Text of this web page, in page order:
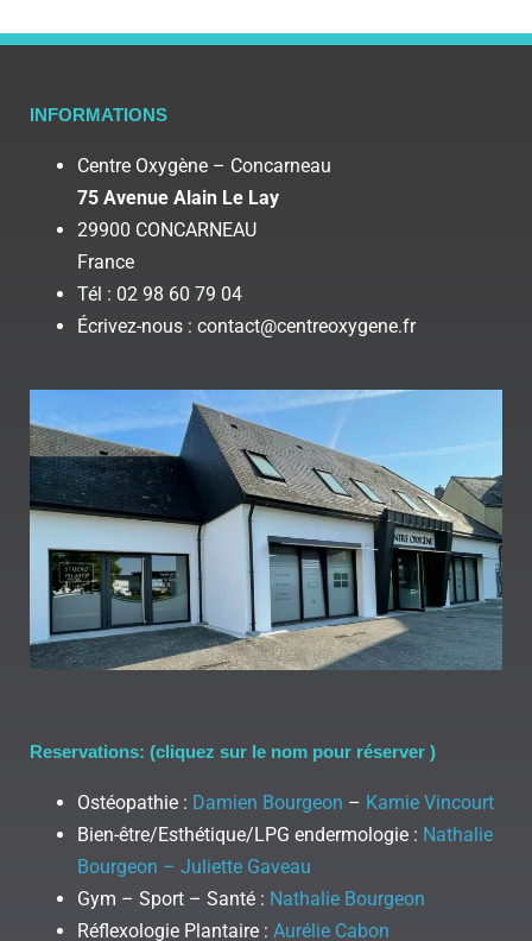
INFORMATIONS
Centre Oxygène – Concarneau
75 Avenue Alain Le Lay
29900 CONCARNEAU
France
Tél : 02 98 60 79 04
Écrivez-nous : contact@centreoxygene.fr
Reservations: (cliquez sur le nom pour réserver )
Ostéopathie : Damien Bourgeon – Kamie Vincourt
Bien-être/Esthétique/LPG endermologie : Nathalie
Bourgeon – Juliette Gaveau
Gym – Sport – Santé : Nathalie Bourgeon
Réflexologie Plantaire : Aurélie Cabon